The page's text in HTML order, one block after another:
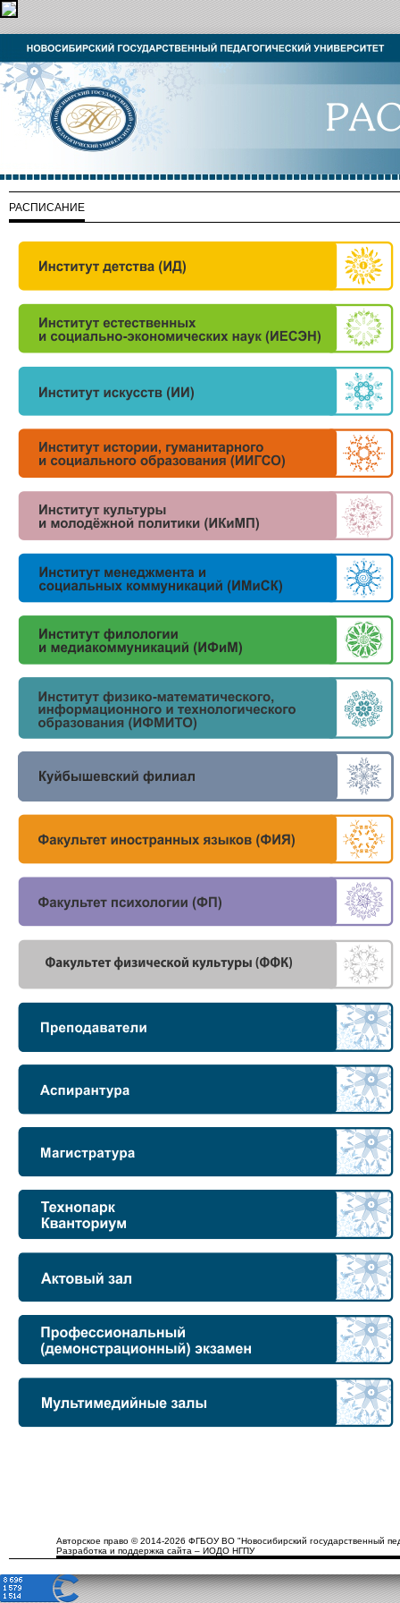
РАСПИСАНИЕ
Авторское право © 2014-2026 ФГБОУ ВО "Новосибирский государственный
Разработка и поддержка сайта – ИОДО НГПУ